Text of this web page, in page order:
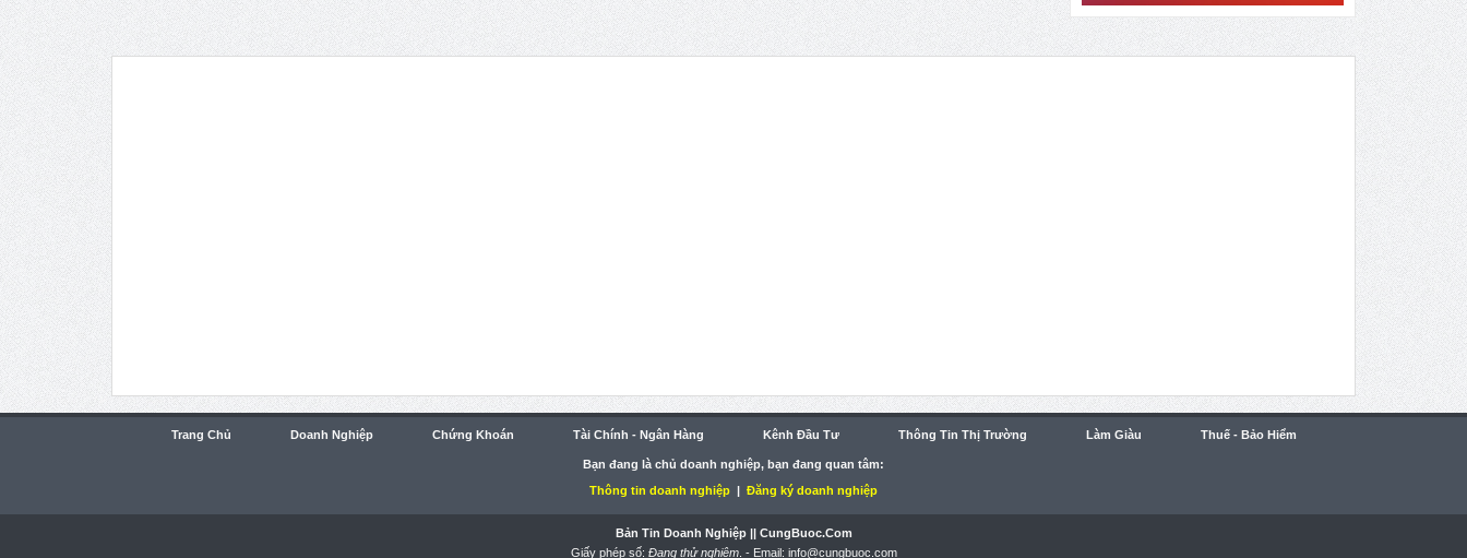
Trang Chủ Doanh Nghiệp Chứng Khoán Tài Chính - Ngân Hàng Kênh Đầu Tư Thông Tin Thị Trường Làm Giàu Thuế - Bảo Hiểm
Bạn đang là chủ doanh nghiệp, bạn đang quan tâm:
Thông tin doanh nghiệp | Đăng ký doanh nghiệp
Bản Tin Doanh Nghiệp || CungBuoc.com
Giấy phép số: Đang thử nghiệm. - Email: info@cungbuoc.com